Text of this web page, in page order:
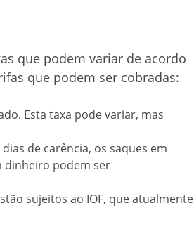
que podem variar de acordo
que podem ser cobradas:
Esta taxa pode variar, mas
de carência, os saques em
dinheiro podem ser
sujeitos ao IOF, que atualmente